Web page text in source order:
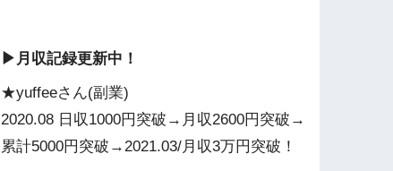
▶︎月収記録更新中！
★yuffeeさん(副業)
2020.08 日収1000円突破→月収2600円突破→
累計5000円突破→2021.03/月収3万円突破！